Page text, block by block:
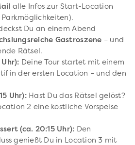
alle Infos zur Start-Location
Du an einem Abend
Gastroszene – und
Rätsel.
Deine Tour startet mit einem
in der ersten Location – und den
Uhr):Hast Du das Rätsel gelöst?
2 eine köstliche Vorspeise
(ca. 20:15 Uhr): Den
genießt Du in Location 3 mit